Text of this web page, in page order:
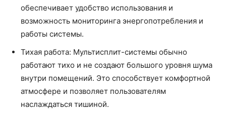
обеспечивает удобство использования и
возможность мониторинга энергопотребления и
работы системы.
Тихая работа: Мультисплит-системы обычно
работают тихо и не создают большого уровня шума
внутри помещений. Это способствует комфортной
атмосфере и позволяет пользователям
наслаждаться тишиной.